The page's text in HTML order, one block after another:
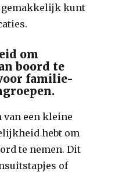
gemakkelijk kunt
om
boord te
familie-
van een kleine
hebt om
te nemen. Dit
of